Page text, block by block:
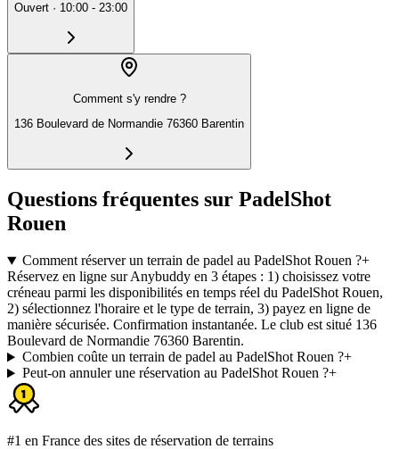
Ouvert · 10:00 - 23:00
Comment s'y rendre ?
136 Boulevard de Normandie 76360 Barentin
Questions fréquentes sur PadelShot
Rouen
Comment réserver un terrain de padel au PadelShot Rouen ?+
Réservez en ligne sur Anybuddy en 3 étapes : 1) choisissez votre
créneau parmi les disponibilités en temps réel du PadelShot Rouen,
2) sélectionnez l'horaire et le type de terrain, 3) payez en ligne de
manière sécurisée. Confirmation instantanée. Le club est situé 136
Boulevard de Normandie 76360 Barentin.
Combien coûte un terrain de padel au PadelShot Rouen ?+
Peut-on annuler une réservation au PadelShot Rouen ?+
#1 en France des sites de réservation de terrains